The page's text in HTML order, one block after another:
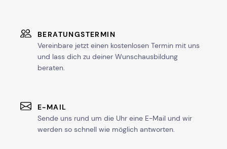
BERATUNGSTERMIN
Vereinbare jetzt einen kostenlosen Termin mit uns
und lass dich zu deiner Wunschausbildung
beraten.
E-MAIL
Sende uns rund um die Uhr eine E-Mail und wir
werden so schnell wie möglich antworten.